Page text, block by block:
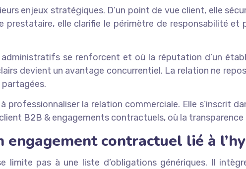
enjeux stratégiques. D’un point de vue client, elle
prestataire, elle clarifie le périmètre de responsabilité
se renforcent et où la réputation d’un
devient un avantage concurrentiel. La relation ne
la relation commerciale. Elle s’inscrit
B2B & engagements contractuels, où la
engagement contractuel lié à
limite pas à une liste d’obligations génériques. Il